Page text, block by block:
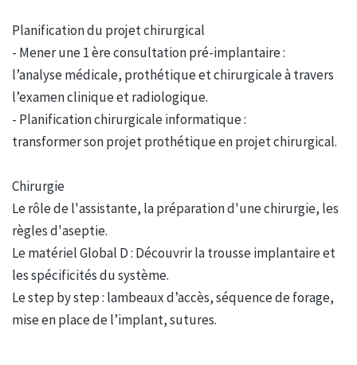
Planification du projet chirurgical
- Mener une 1 ère consultation pré-implantaire :
l’analyse médicale, prothétique et chirurgicale à travers
l’examen clinique et radiologique.
- Planification chirurgicale informatique :
transformer son projet prothétique en projet chirurgical.
Chirurgie
Le rôle de l'assistante, la préparation d'une chirurgie, les
règles d'aseptie.
Le matériel Global D : Découvrir la trousse implantaire et
les spécificités du système.
Le step by step : lambeaux d’accès, séquence de forage,
mise en place de l’implant, sutures.